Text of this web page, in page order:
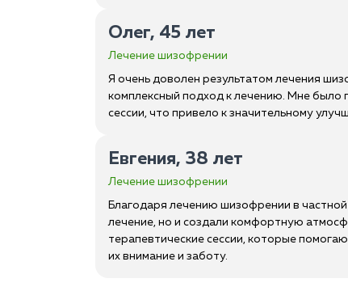
Олег, 45 лет
Лечение шизофрении
Я очень доволен результатом лечения
комплексный подход к лечению. Мне
сессии, что привело к значительному
Евгения, 38 лет
Лечение шизофрении
Благодаря лечению шизофрении в
лечение, но и создали комфортную
терапевтические сессии, которые
их внимание и заботу.